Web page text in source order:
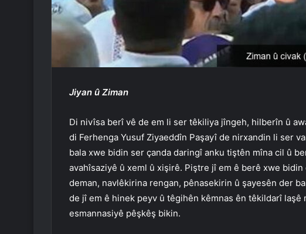
Jiyan û Ziman
Di nivîsa berî vê de em li ser têkiliya jîngeh, hilberîn û
di Ferhenga Yusuf Ziyaeddîn Paşayî de nirxandin li ser
bala xwe bidin ser çanda daringî anku tiştên mîna cil û
avahîsaziyê û xeml û xişirê. Piştre jî em ê berê xwe
deman, navlêkirina rengan, pênasekirin û şayesên der
de jî em ê hinek peyv û têgihên kêmnas ên têkildarî
esmannasiyê pêşkêş bikin.